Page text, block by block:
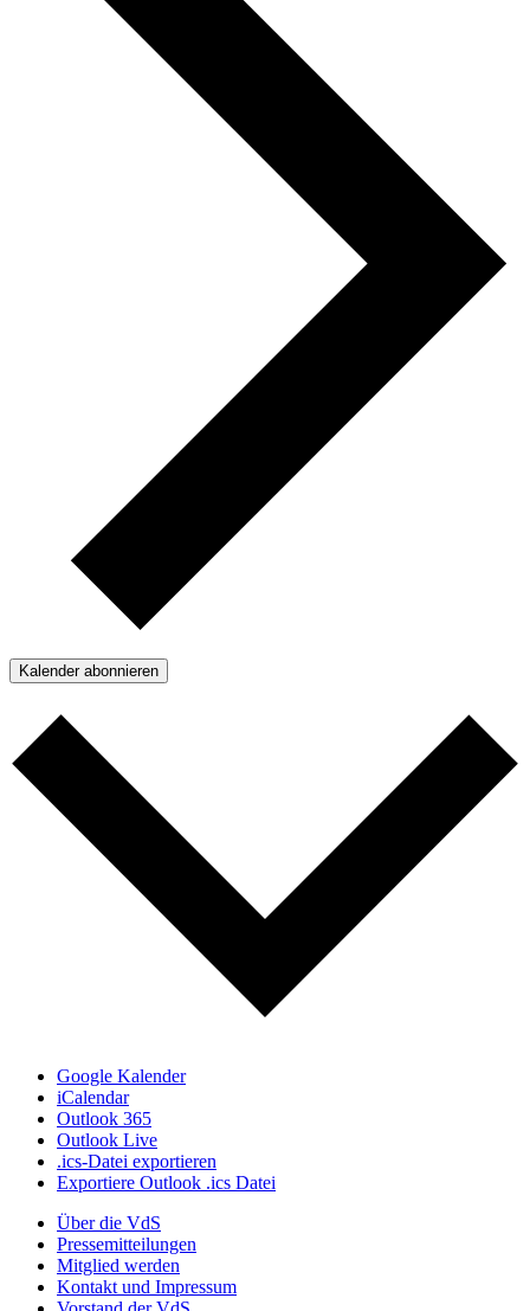
Kalender abonnieren
Google Kalender
iCalendar
Outlook 365
Outlook Live
.ics-Datei exportieren
Exportiere Outlook .ics Datei
Über die VdS
Pressemitteilungen
Mitglied werden
Kontakt und Impressum